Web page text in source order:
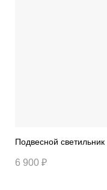
6 900 ₽